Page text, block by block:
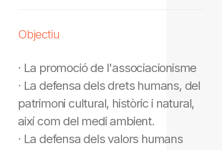
Objectiu
· La promoció de l'associacionisme
· La defensa dels drets humans, del
patrimoni cultural, històric i natural,
així com del medi ambient.
· La defensa dels valors humans